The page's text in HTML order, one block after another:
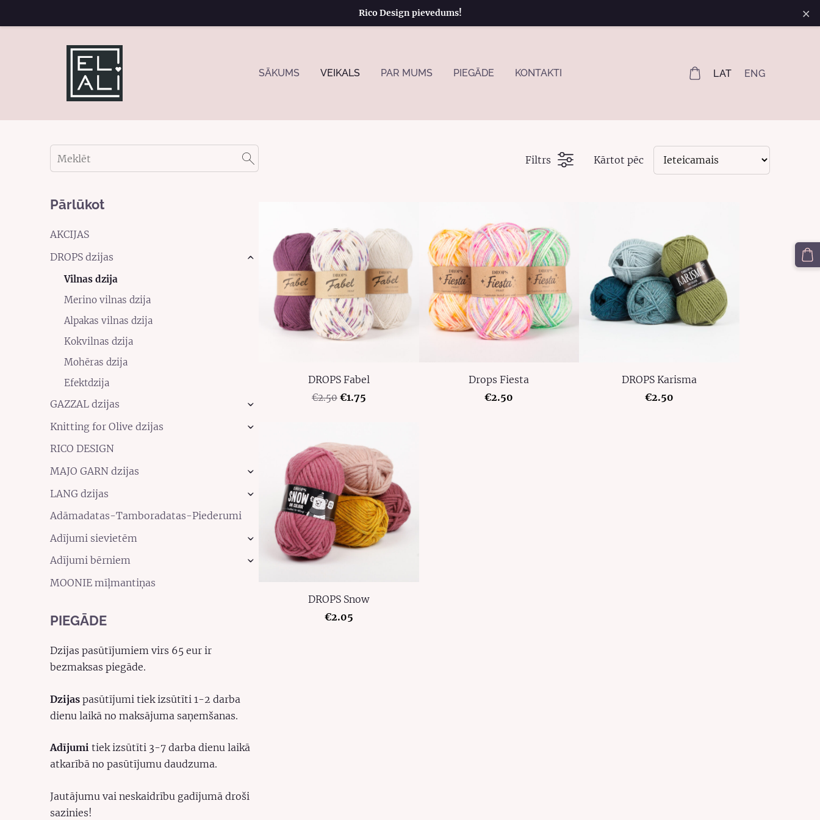
Rico Design pievedums! ×
SĀKUMS VEIKALS PAR MUMS PIEGĀDE KONTAKTI LAT ENG
Pārlūkot
AKCIJAS
DROPS dzijas
Vilnas dzija
Merino vilnas dzija
Alpakas vilnas dzija
Kokvilnas dzija
Mohēras dzija
Efektdzija
›
GAZZAL dzijas ›
Knitting for Olive dzijas ›
RICO DESIGN
MAJO GARN dzijas
›
LANG dzijas ›
Adāmadatas-Tamboradatas-Piederumi
Adījumi sievietēm
›
Adījumi bērniem ›
MOONIE mīļmantiņas
PIEGĀDE
Dzijas pasūtījumiem virs 65 eur ir
bezmaksas piegāde.
Dzijas pasūtījumi tiek izsūtīti 1-2 darba
dienu laikā no maksājuma saņemšanas.
Adījumi tiek izsūtīti 3-7 darba dienu laikā
atkarībā no pasūtījumu daudzuma.
Jautājumu vai neskaidrību gadījumā droši
sazinies!
Filtrs Kārtot pēc
DROPS Fabel
€2.50 €1.75
Drops Fiesta
€2.50
DROPS Karisma
€2.50
DROPS Snow
€2.05